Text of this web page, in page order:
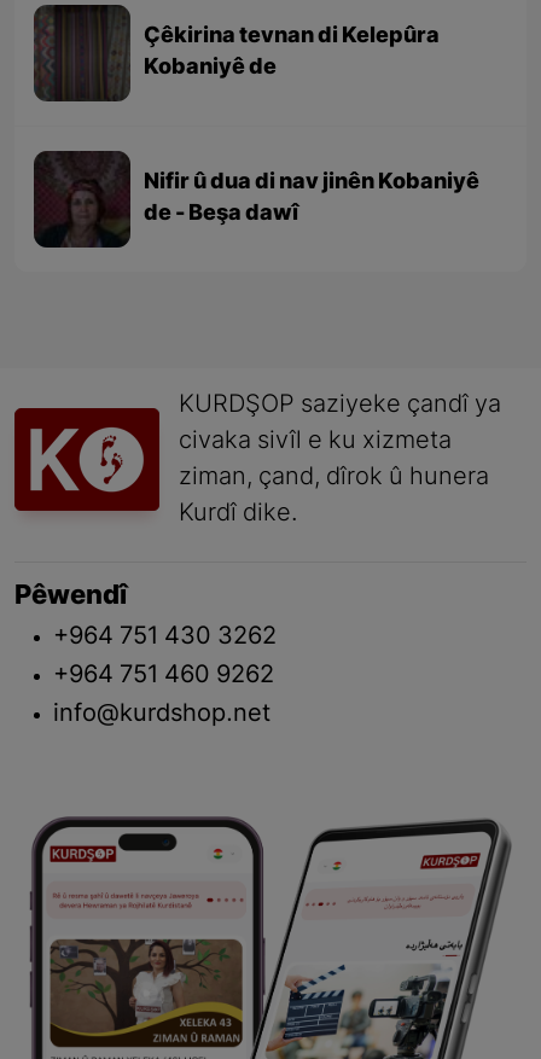
Çêkirina tevnan di Kelepûra
Kobaniyê de
Nifir û dua di nav jinên Kobaniyê
de - Beşa dawî
KURDŞOP saziyeke çandî ya
civaka sivîl e ku xizmeta
ziman, çand, dîrok û hunera
Kurdî dike.
Pêwendî
+964 751 430 3262
+964 751 460 9262
info@kurdshop.net